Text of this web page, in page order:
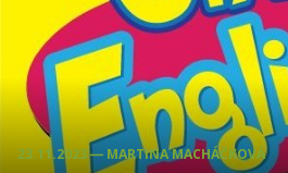
23.11.2023 ― MARTINA MACHÁČKOVÁ